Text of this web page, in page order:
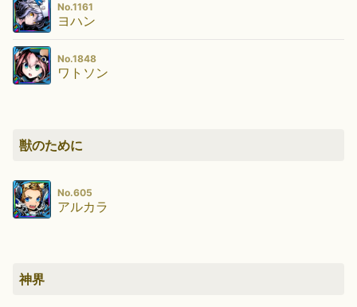
No.1161
ヨハン
No.1848
ワトソン
獣のために
No.605
アルカラ
神界